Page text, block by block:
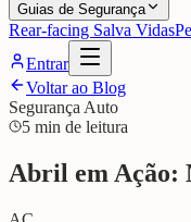
Guias de Segurança
Rear-facing Salva Vidas
Entrar
Voltar ao Blog
Segurança Auto
5 min de leitura
Abril em Ação: